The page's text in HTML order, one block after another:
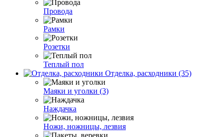
Провода
Рамки
Розетки
Теплый пол
Отделка, расходники (35)
Маяки и уголки (3)
Наждачка
Ножи, ножницы, лезвия